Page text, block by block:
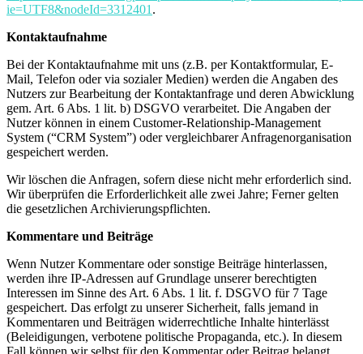
ie=UTF8&nodeId=3312401 .
Kontaktaufnahme
Bei der Kontaktaufnahme mit uns (z.B. per Kontaktformular, E-
Mail, Telefon oder via sozialer Medien) werden die Angaben des
Nutzers zur Bearbeitung der Kontaktanfrage und deren Abwicklung
gem. Art. 6 Abs. 1 lit. b) DSGVO verarbeitet. Die Angaben der
Nutzer können in einem Customer-Relationship-Management
System (“CRM System”) oder vergleichbarer Anfragenorganisation
gespeichert werden.
Wir löschen die Anfragen, sofern diese nicht mehr erforderlich sind.
Wir überprüfen die Erforderlichkeit alle zwei Jahre; Ferner gelten
die gesetzlichen Archivierungspflichten.
Kommentare und Beiträge
Wenn Nutzer Kommentare oder sonstige Beiträge hinterlassen,
werden ihre IP-Adressen auf Grundlage unserer berechtigten
Interessen im Sinne des Art. 6 Abs. 1 lit. f. DSGVO für 7 Tage
gespeichert. Das erfolgt zu unserer Sicherheit, falls jemand in
Kommentaren und Beiträgen widerrechtliche Inhalte hinterlässt
(Beleidigungen, verbotene politische Propaganda, etc.). In diesem
Fall können wir selbst für den Kommentar oder Beitrag belangt